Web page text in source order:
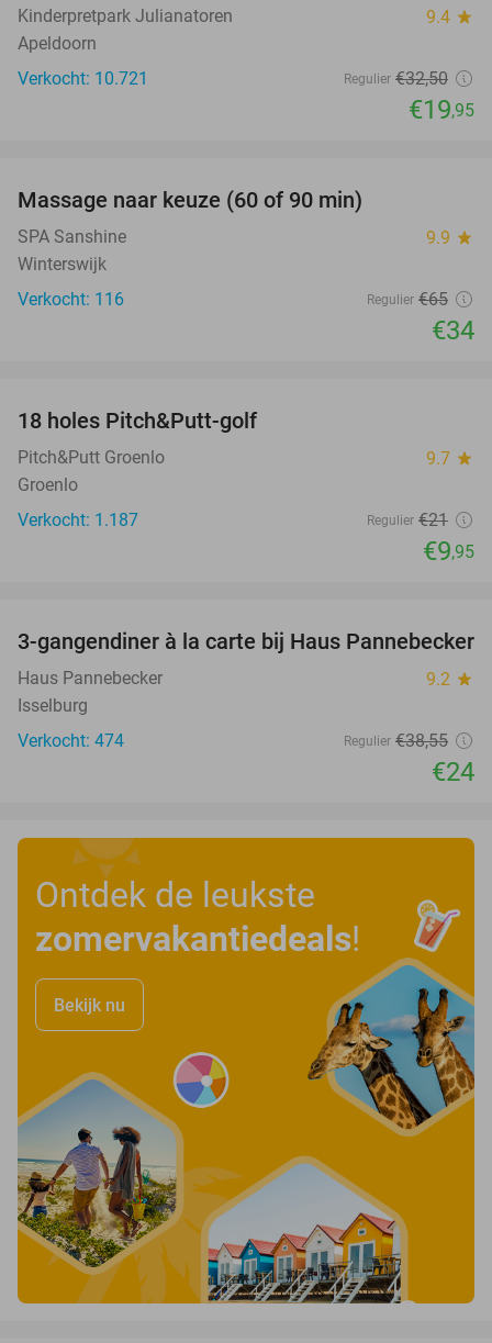
Kinderpretpark Julianatoren 9.4 star
Apeldoorn
Verkocht: 10.721
Regulier €32,50
€19,95
Massage naar keuze (60 of 90 min)
SPA Sanshine 9.9 star
Winterswijk
Verkocht: 116
Regulier €65
€34
18 holes Pitch&Putt-golf
Pitch&Putt Groenlo 9.7 star
Groenlo
Verkocht: 1.187
Regulier €21
€9,95
38%
3-gangendiner à la carte bij Haus Pannebecker
Haus Pannebecker 9.2 star
Isselburg
Verkocht: 474
Regulier €38,55
€24
Ontdek de leukste
zomervakantiedeals!
Bekijk nu